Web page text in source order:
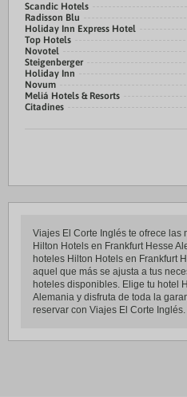
Scandic Hotels
Radisson Blu
Holiday Inn Express Hotel
Top Hotels
Novotel
Steigenberger
Holiday Inn
Novum
Meliá Hotels & Resorts
Citadines
Viajes El Corte Inglés te ofrece las
Hilton Hotels en Frankfurt Hesse
hoteles Hilton Hotels en Frankfurt
aquel que más se ajusta a tus
hoteles disponibles. Elige tu hotel
Alemania y disfruta de toda la
reservar con Viajes El Corte Inglés.